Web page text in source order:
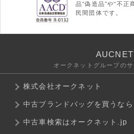
品“偽造品”や“不正
民間団体です。
オークネットグループの
株式会社オークネット
中古ブランドバッグを買うな
中古車検索はオークネット.jp